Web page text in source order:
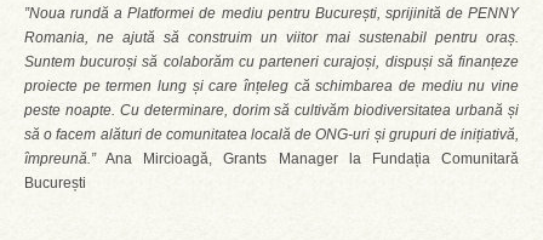
”Noua rundă a Platformei de mediu pentru București, sprijinită de PENNY
Romania, ne ajută să construim un viitor mai sustenabil pentru oraș.
Suntem bucuroși să colaborăm cu parteneri curajoși, dispuși să finanțeze
proiecte pe termen lung și care înțeleg că schimbarea de mediu nu vine
peste noapte. Cu determinare, dorim să cultivăm biodiversitatea urbană și
să o facem alături de comunitatea locală de ONG-uri și grupuri de inițiativă,
împreună.”Ana Mircioagă, Grants Manager la Fundația Comunitară
București